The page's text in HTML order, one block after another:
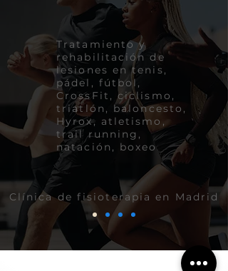
Tratamiento y
rehabilitación de
lesiones en tenis,
pádel, fútbol,
CrossFit, ciclismo,
triatlón, baloncesto,
Hyrox, atletismo,
trail running,
natación, boxeo
Clínica de fisioterapia en Madrid